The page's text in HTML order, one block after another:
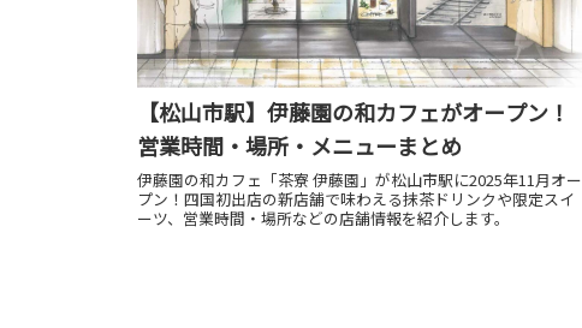
【松山市駅】伊藤園の和カフェがオープン！
営業時間・場所・メニューまとめ
伊藤園の和カフェ「茶寮 伊藤園」が松山市駅に2025年11月オー
プン！四国初出店の新店舗で味わえる抹茶ドリンクや限定スイ
ーツ、営業時間・場所などの店舗情報を紹介します。